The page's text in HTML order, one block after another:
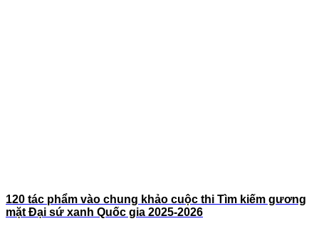
120 tác phẩm vào chung khảo cuộc thi Tìm kiếm gương
mặt Đại sứ xanh Quốc gia 2025-2026